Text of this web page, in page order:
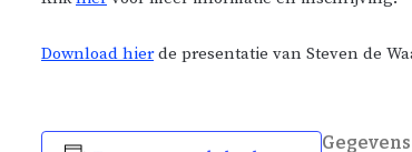
Download hierde presentatie van Steven de
Gegevens